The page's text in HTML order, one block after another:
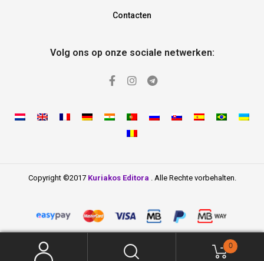
Contacten
Volg ons op onze sociale netwerken:
Copyright ©2017 Kuriakos Editora . Alle Rechte vorbehalten.
0